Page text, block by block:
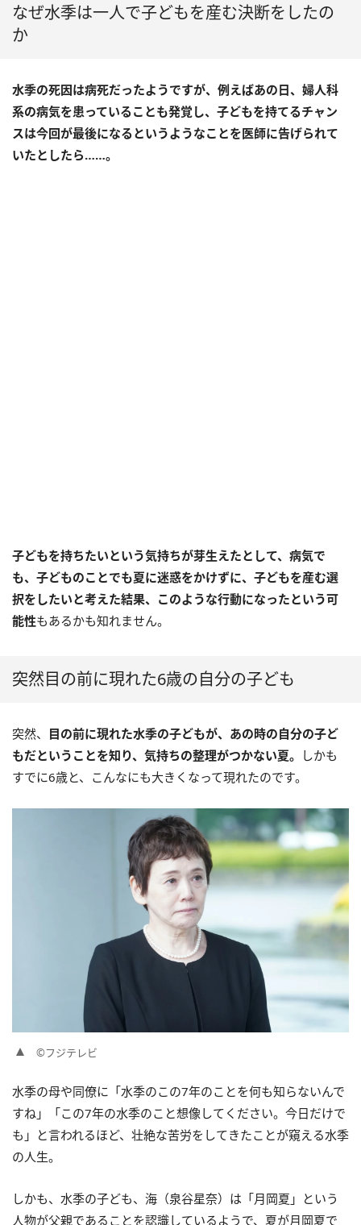
なぜ水季は一人で子どもを産む決断をしたの
か
水季の死因は病死だったようですが、例えばあの日、婦人科
系の病気を患っていることも発覚し、子どもを持てるチャン
スは今回が最後になるというようなことを医師に告げられて
いたとしたら……。
子どもを持ちたいという気持ちが芽生えたとして、病気で
も、子どものことでも夏に迷惑をかけずに、子どもを産む選
択をしたいと考えた結果、このような行動になったという可
能性もあるかも知れません。
突然目の前に現れた6歳の自分の子ども
突然、 目の前に現れた水季の子どもが、あの時の自分の子ど
もだということを知り、気持ちの整理がつかない夏。
しかも
すでに6歳と、こんなにも大きくなって現れたのです。
©フジテレビ
水季の母や同僚に「水季のこの7年のことを何も知らないんで
すね」「この7年の水季のこと想像してください。今日だけで
も」と言われるほど、壮絶な苦労をしてきたことが窺える水季
の人生。
しかも、水季の子ども、海（泉谷星奈）は「月岡夏」という
人物が父親であることを認識しているようで、夏が月岡夏で